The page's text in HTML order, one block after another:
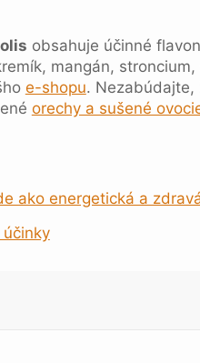
obsahuje účinné
mangán,
e-shopu. Nezabúdajte,
orechy a sušené
ako energetická a